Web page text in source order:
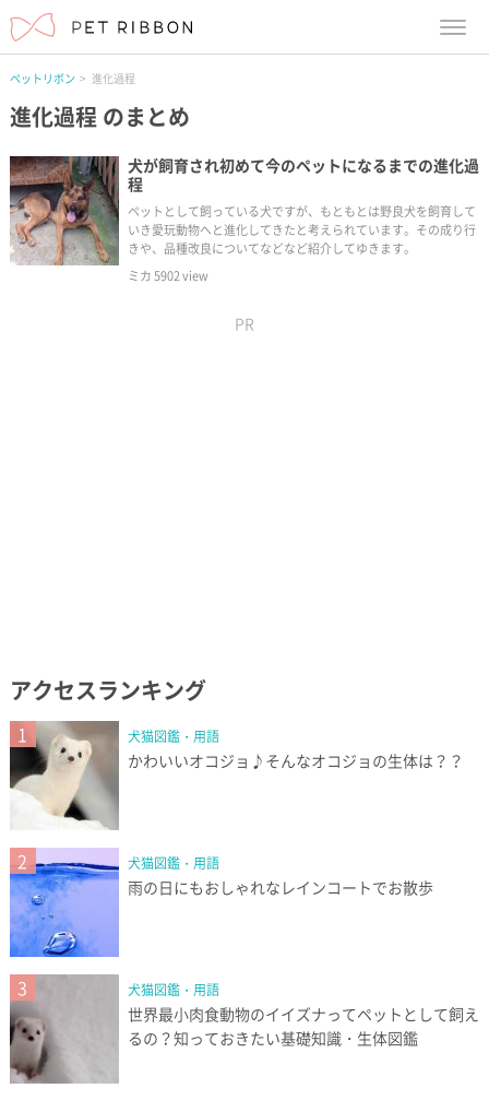
ペットリボン 進化過程
進化過程のまとめ
犬が飼育され初めて今のペットになるまでの進化過
程
ペットとして飼っている犬ですが、もともとは野良犬を飼育して
いき愛玩動物へと進化してきたと考えられています。その成り行
きや、品種改良についてなどなど紹介してゆきます。
ミカ5902view
PR
アクセスランキング
1 犬猫図鑑・用語
かわいいオコジョ♪そんなオコジョの生体は？？
2 犬猫図鑑・用語
雨の日にもおしゃれなレインコートでお散歩
3 犬猫図鑑・用語
世界最小肉食動物のイイズナってペットとして飼え
るの？知っておきたい基礎知識・生体図鑑